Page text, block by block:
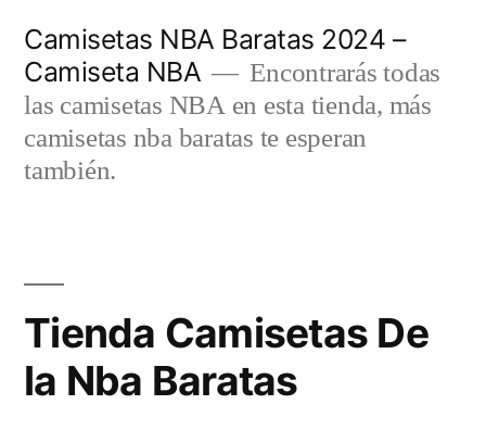
contenido
Camisetas NBA Baratas 2024 –
Camiseta NBA
Encontrarás todas
las camisetas NBA en esta tienda, más
camisetas nba baratas te esperan
también.
Tienda Camisetas De
la Nba Baratas